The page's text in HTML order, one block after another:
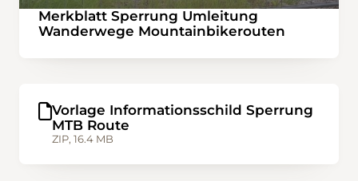
Merkblatt Sperrung Umleitung
Wanderwege Mountainbikerouten
Vorlage Informationsschild Sperrung
MTB Route
ZIP, 16.4 MB